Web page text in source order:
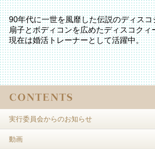
90年代に一世を風靡した伝説のディスコ
扇子とボディコンを広めたディスコクィ
現在は婚活トレーナーとして活躍中。
実行委員会からのお知らせ
動画